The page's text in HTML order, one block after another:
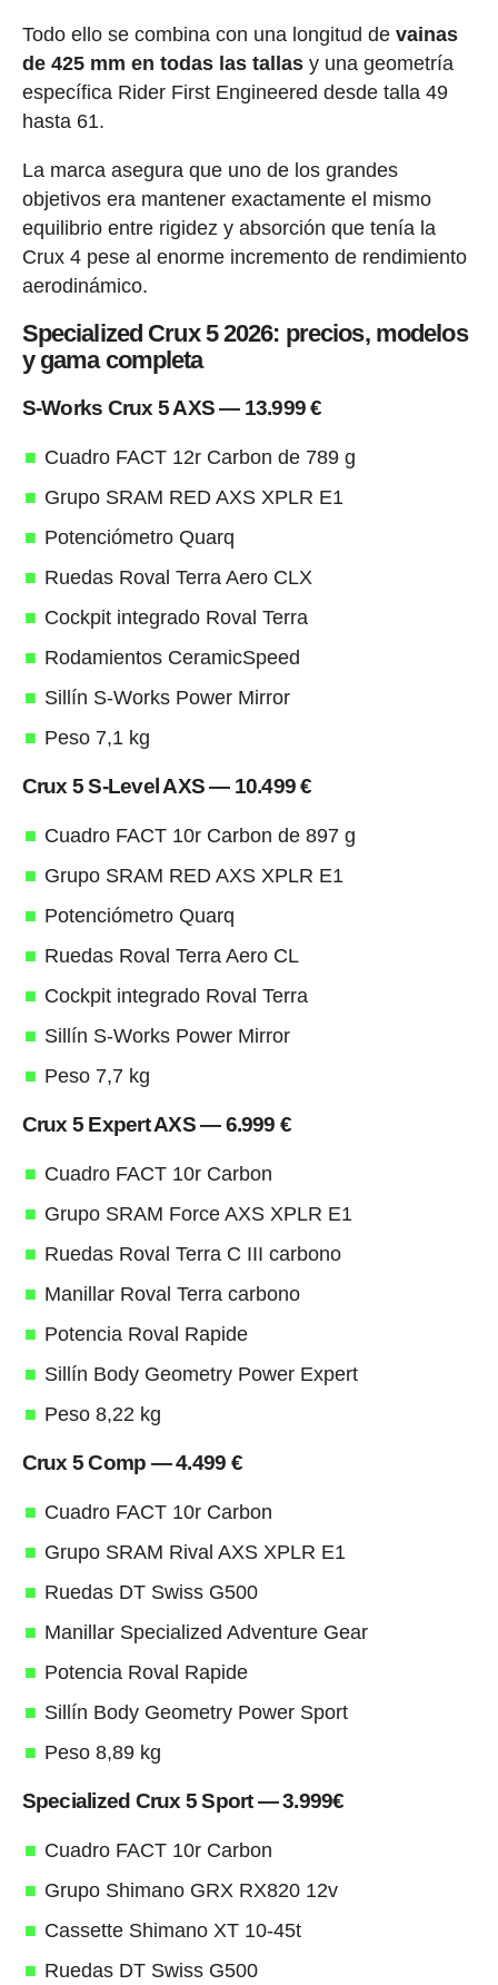
Todo ello se combina con una longitud de vainas
de 425 mm en todas las tallas y una geometría
específica Rider First Engineered desde talla 49
hasta 61.
La marca asegura que uno de los grandes
objetivos era mantener exactamente el mismo
equilibrio entre rigidez y absorción que tenía la
Crux 4 pese al enorme incremento de rendimiento
aerodinámico.
Specialized Crux 5 2026: precios, modelos
y gama completa
S-Works Crux 5 AXS — 13.999 €
Cuadro FACT 12r Carbon de 789 g
Grupo SRAM RED AXS XPLR E1
Potenciómetro Quarq
Ruedas Roval Terra Aero CLX
Cockpit integrado Roval Terra
Rodamientos CeramicSpeed
Sillín S-Works Power Mirror
Peso 7,1 kg
Crux 5 S-Level AXS — 10.499 €
Cuadro FACT 10r Carbon de 897 g
Grupo SRAM RED AXS XPLR E1
Potenciómetro Quarq
Ruedas Roval Terra Aero CL
Cockpit integrado Roval Terra
Sillín S-Works Power Mirror
Peso 7,7 kg
Crux 5 Expert AXS — 6.999 €
Cuadro FACT 10r Carbon
Grupo SRAM Force AXS XPLR E1
Ruedas Roval Terra C III carbono
Manillar Roval Terra carbono
Potencia Roval Rapide
Sillín Body Geometry Power Expert
Peso 8,22 kg
Crux 5 Comp — 4.499 €
Cuadro FACT 10r Carbon
Grupo SRAM Rival AXS XPLR E1
Ruedas DT Swiss G500
Manillar Specialized Adventure Gear
Potencia Roval Rapide
Sillín Body Geometry Power Sport
Peso 8,89 kg
Specialized Crux 5 Sport — 3.999€
Cuadro FACT 10r Carbon
Grupo Shimano GRX RX820 12v
Cassette Shimano XT 10-45t
Ruedas DT Swiss G500